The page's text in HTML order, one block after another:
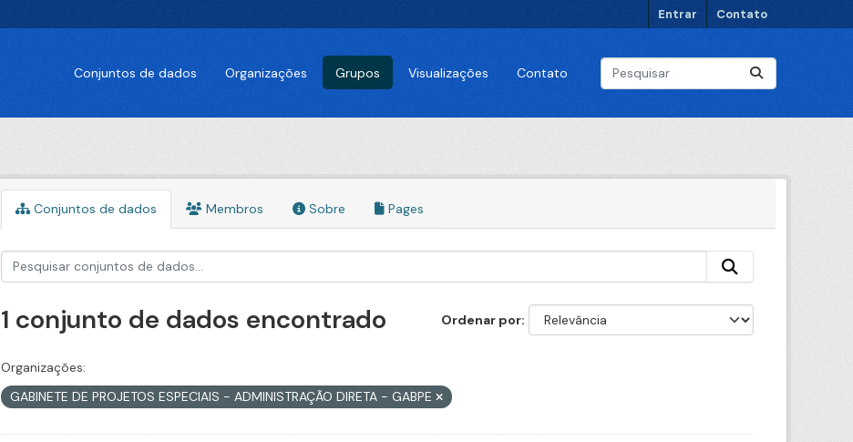
Entrar Contato
Conjuntos de dados Organizações Grupos Visualizações Contato
Conjuntos de dados Membros Sobre Pages
Ordenar por
1 conjunto de dados encontrado
Organizações:
GABINETE DE PROJETOS ESPECIAIS - ADMINISTRAÇÃO DIRETA - GABPE